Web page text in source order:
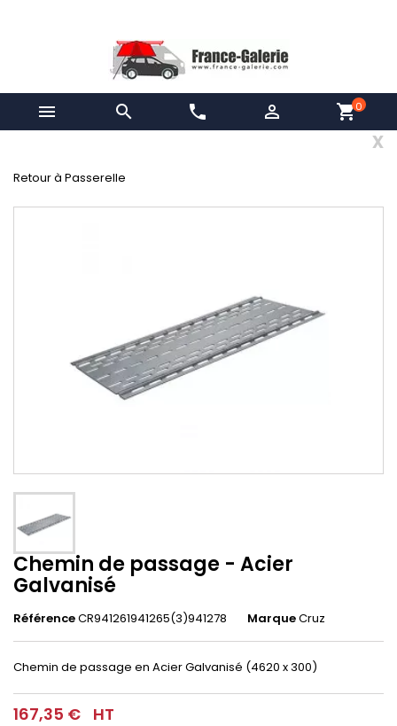
  phone  shopping_cart0
x
Retour à Passerelle
Chemin de passage - Acier
Galvanisé
RéférenceCR941261941265(3)941278 MarqueCruz
Chemin de passage en Acier Galvanisé (4620 x 300)
167,35 € HT